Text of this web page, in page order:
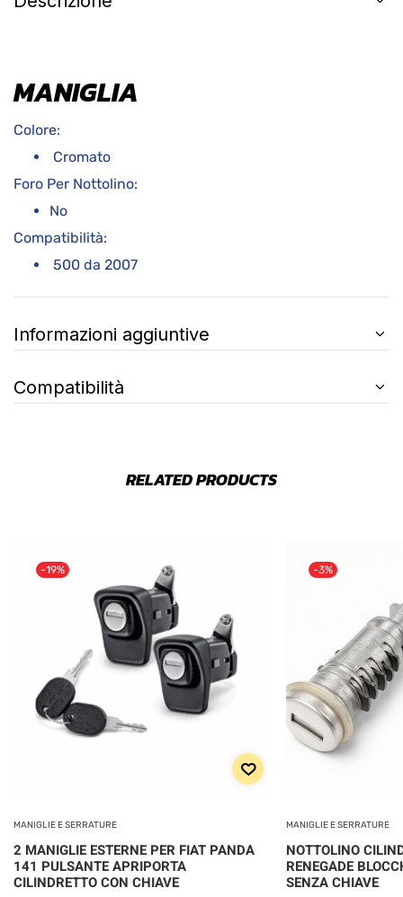
MANIGLIA
Colore:
Cromato
Foro Per Nottolino:
No
Compatibilità:
500 da 2007
Informazioni aggiuntive
Compatibilità
RELATED PRODUCTS
-19%
MANIGLIE E SERRATURE
2 MANIGLIE ESTERNE PER FIAT PANDA
141 PULSANTE APRIPORTA
CILINDRETTO CON CHIAVE
-3%
MANIGLIE E SERRATURE
NOTTOLINO
RENEGADE
SENZA CHIAVE